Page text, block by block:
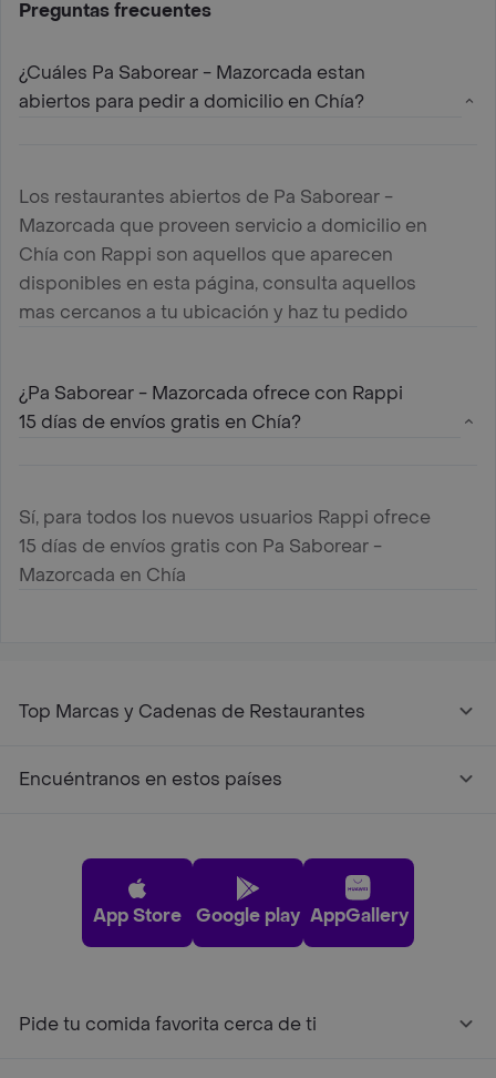
Preguntas frecuentes
¿Cuáles Pa Saborear - Mazorcada estan
abiertos para pedir a domicilio en Chía?
Los restaurantes abiertos de Pa Saborear -
Mazorcada que proveen servicio a domicilio en
Chía con Rappi son aquellos que aparecen
disponibles en esta página, consulta aquellos
mas cercanos a tu ubicación y haz tu pedido
¿Pa Saborear - Mazorcada ofrece con Rappi
15 días de envíos gratis en Chía?
Sí, para todos los nuevos usuarios Rappi ofrece
15 días de envíos gratis con Pa Saborear -
Mazorcada en Chía
Top Marcas y Cadenas de Restaurantes
Encuéntranos en estos países
App Store Google play AppGallery
Pide tu comida favorita cerca de ti